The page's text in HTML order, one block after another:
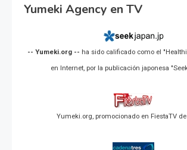
Yumeki Agency en TV
-- Yumeki.org -- ha sido calificado como el
en Internet, por la publicación japonesa
Yumeki.org, promocionado en FiestaTV de